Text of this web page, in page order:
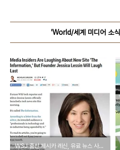
'World/세계 미디어 소
WSJ 출신 제시카 레신, 유료 뉴스 사이트 오픈 :The Information(인포메이션)